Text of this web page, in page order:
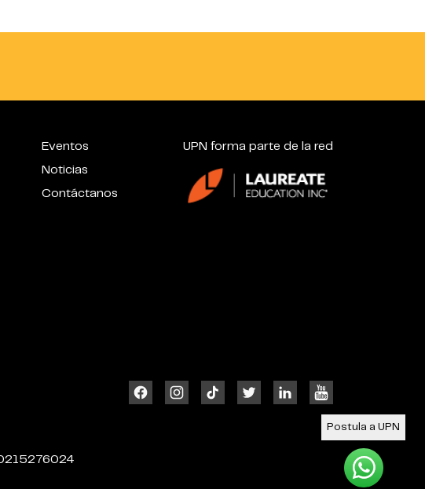
Eventos
Noticias
Contáctanos
UPN forma parte de la red
Postula a UPN